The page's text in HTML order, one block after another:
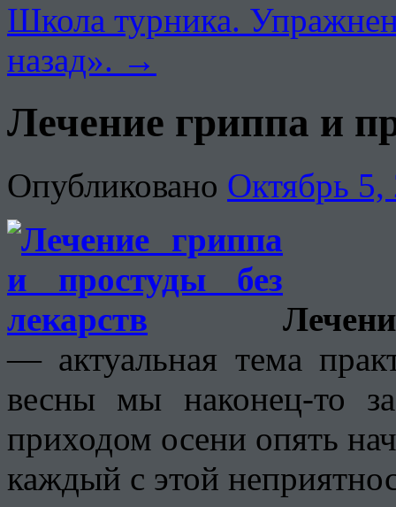
Школа турника.
назад». →
Лечение гриппа и
Опубликовано Октябрь 5,
— актуальная тема
весны мы наконец-то
приходом осени опять
каждый с этой